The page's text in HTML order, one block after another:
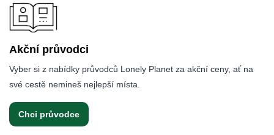
Akční průvodci
Vyber si z nabídky průvodců Lonely Planet za akční ceny, ať na
své cestě nemineš nejlepší místa.
Chci průvodce